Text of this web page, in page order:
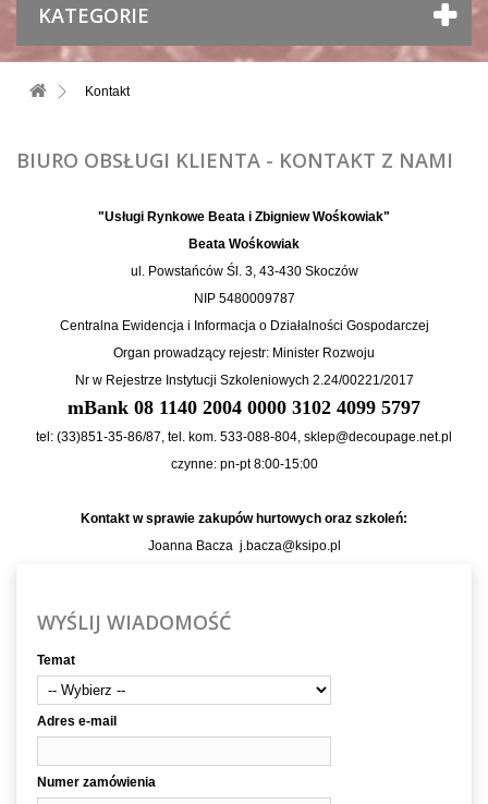
KATEGORIE
Kontakt
BIURO OBSŁUGI KLIENTA - KONTAKT Z NAMI
"Usługi Rynkowe Beata i Zbigniew Wośkowiak"
Beata Wośkowiak
ul. Powstańców Śl. 3, 43-430 Skoczów
NIP 5480009787
Centralna Ewidencja i Informacja o Działalności Gospodarczej
Organ prowadzący rejestr: Minister Rozwoju
Nr w Rejestrze Instytucji Szkoleniowych 2.24/00221/2017
mBank 08 1140 2004 0000 3102 4099 5797
tel: (33)851-35-86/87, tel. kom. 533-088-804, sklep@decoupage.net.pl
czynne: pn-pt 8:00-15:00
Kontakt w sprawie zakupów hurtowych oraz szkoleń:
Joanna Bacza j.bacza@ksipo.pl
WYŚLIJ WIADOMOŚĆ
Temat
Adres e-mail
Numer zamówienia